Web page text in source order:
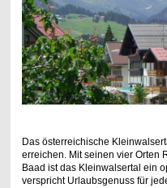
Das österreichische
erreichen. Mit seinen vier Orten
Baad ist das Kleinwalsertal ein
verspricht Urlaubsgenuss für